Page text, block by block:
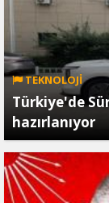
TEKNOLOJİ
Türkiye'de
hazırlanıyor